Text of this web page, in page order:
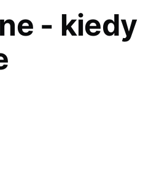
- kiedy